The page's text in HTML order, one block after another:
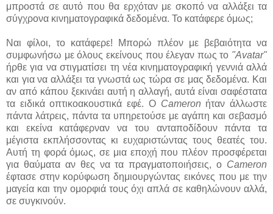
μπροστά σε αυτό που θα ερχόταν με σκοπό να αλλάξει τα
σύγχρονα κινηματογραφικά δεδομένα. Το κατάφερε όμως;
Ναι φίλοι, το κατάφερε! Μπορώ πλέον με βεβαιότητα να
συμφωνήσω με όλους εκείνους που έλεγαν πως το "Avatar"
ήρθε για να στιγματίσει τη νέα κινηματογραφική γεννιά αλλά
και για να αλλάξει τα γνωστά ως τώρα σε μας δεδομένα. Και
αν από κάπου ξεκινάει αυτή η αλλαγή, αυτά είναι σαφέστατα
τα ειδικά οπτικοακουστικά εφέ. ΟCameron ήταν άλλωστε
πάντα λάτρεις, πάντα τα υπηρετούσε με αγάπη και σεβασμό
και εκείνα κατάφερναν να του ανταποδίδουν πάντα τα
μέγιστα εκπλήσσοντας κι ευχαριστώντας τους θεατές του.
Αυτή τη φορά όμως, σε μια εποχή που πλέον προσφέρεται
για θαύματα αν θες να τα πραγματοποιήσεις, ο Cameron
έφτασε στην κορύφωση δημιουργώντας εικόνες που με την
μαγεία και την ομορφιά τους όχι απλά σε καθηλώνουν αλλά,
σε συγκινούν.